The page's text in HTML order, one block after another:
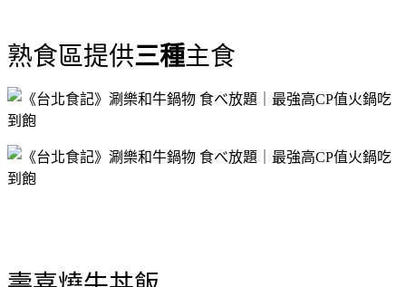
熟食區提供三種主食